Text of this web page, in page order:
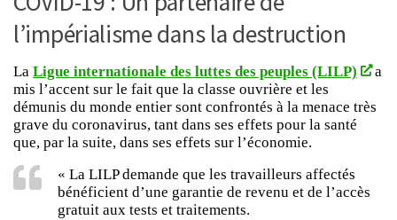
l’impérialisme dans la destruction
La Ligue internationale des luttes des peuples (LILP)
a
mis l’accent sur le fait que la classe ouvrière et les
démunis du monde entier sont confrontés à la menace très
grave du coronavirus, tant dans ses effets pour la santé
que, par la suite, dans ses effets sur l’économie.
« La LILP demande que les travailleurs affectés
bénéficient d’une garantie de revenu et de l’accès
gratuit aux tests et traitements.